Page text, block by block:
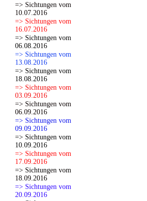
=> Sichtungen vom
10.07.2016
=> Sichtungen vom
16.07.2016
=> Sichtungen vom
06.08.2016
=> Sichtungen vom
13.08.2016
=> Sichtungen vom
18.08.2016
=> Sichtungen vom
03.09.2016
=> Sichtungen vom
06.09.2016
=> Sichtungen vom
09.09.2016
=> Sichtungen vom
10.09.2016
=> Sichtungen vom
17.09.2016
=> Sichtungen vom
18.09.2016
=> Sichtungen vom
20.09.2016